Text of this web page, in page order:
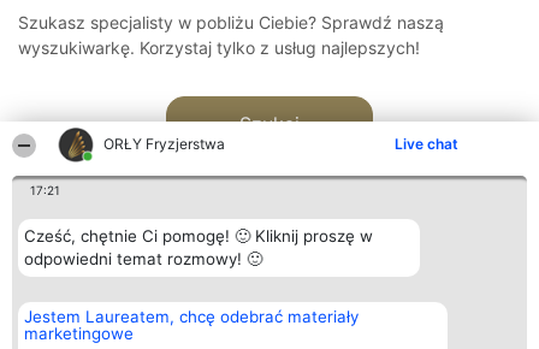
ORŁY Fryzjerstwa Live chat
17:21
Cześć, chętnie Ci pomogę! 🙂 Kliknij proszę w
odpowiedni temat rozmowy! 🙂
Jestem Laureatem, chcę odebrać materiały
marketingowe
Szukasz specjalisty w pobliżu Ciebie? Sprawdź naszą
wyszukiwarkę. Korzystaj tylko z usług najlepszych!
Szukaj
Organizator plebiscytu
Bright Side Solutions sp. z o.
o. sp. k.
Plebiscyt
Laureaci
Kontakt
Kontakt